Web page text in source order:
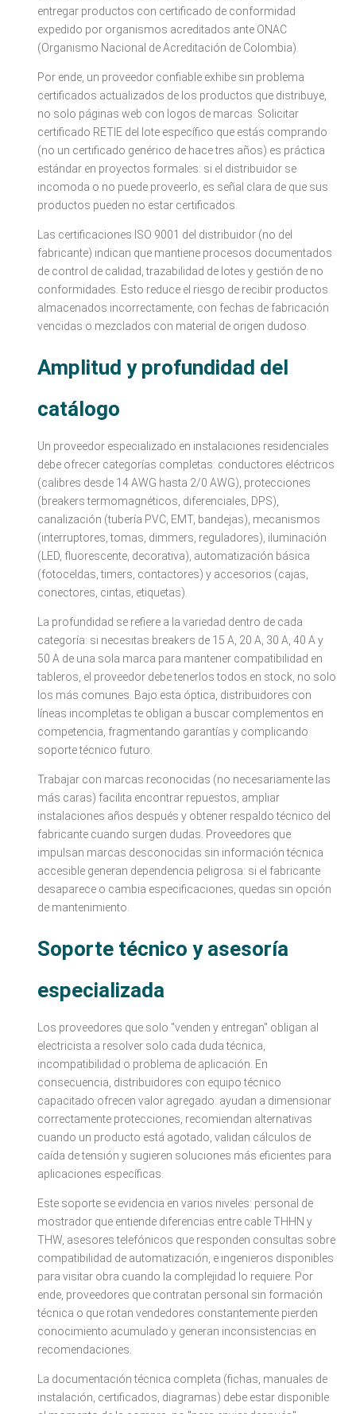
entregar productos con certificado de conformidad
expedido por organismos acreditados ante ONAC
(Organismo Nacional de Acreditación de Colombia).
Por ende, un proveedor confiable exhibe sin problema
certificados actualizados de los productos que distribuye,
no solo páginas web con logos de marcas. Solicitar
certificado RETIE del lote específico que estás comprando
(no un certificado genérico de hace tres años) es práctica
estándar en proyectos formales: si el distribuidor se
incomoda o no puede proveerlo, es señal clara de que sus
productos pueden no estar certificados.
Las certificaciones ISO 9001 del distribuidor (no del
fabricante) indican que mantiene procesos documentados
de control de calidad, trazabilidad de lotes y gestión de no
conformidades. Esto reduce el riesgo de recibir productos
almacenados incorrectamente, con fechas de fabricación
vencidas o mezclados con material de origen dudoso.
Amplitud y profundidad del
catálogo
Un proveedor especializado en instalaciones residenciales
debe ofrecer categorías completas: conductores eléctricos
(calibres desde 14 AWG hasta 2/0 AWG), protecciones
(breakers termomagnéticos, diferenciales, DPS),
canalización (tubería PVC, EMT, bandejas), mecanismos
(interruptores, tomas, dimmers, reguladores), iluminación
(LED, fluorescente, decorativa), automatización básica
(fotoceldas, timers, contactores) y accesorios (cajas,
conectores, cintas, etiquetas).
La profundidad se refiere a la variedad dentro de cada
categoría: si necesitas breakers de 15 A, 20 A, 30 A, 40 A y
50 A de una sola marca para mantener compatibilidad en
tableros, el proveedor debe tenerlos todos en stock, no solo
los más comunes. Bajo esta óptica, distribuidores con
líneas incompletas te obligan a buscar complementos en
competencia, fragmentando garantías y complicando
soporte técnico futuro.
Trabajar con marcas reconocidas (no necesariamente las
más caras) facilita encontrar repuestos, ampliar
instalaciones años después y obtener respaldo técnico del
fabricante cuando surgen dudas. Proveedores que
impulsan marcas desconocidas sin información técnica
accesible generan dependencia peligrosa: si el fabricante
desaparece o cambia especificaciones, quedas sin opción
de mantenimiento.
Soporte técnico y asesoría
especializada
Los proveedores que solo "venden y entregan" obligan al
electricista a resolver solo cada duda técnica,
incompatibilidad o problema de aplicación. En
consecuencia, distribuidores con equipo técnico
capacitado ofrecen valor agregado: ayudan a dimensionar
correctamente protecciones, recomiendan alternativas
cuando un producto está agotado, validan cálculos de
caída de tensión y sugieren soluciones más eficientes para
aplicaciones específicas.
Este soporte se evidencia en varios niveles: personal de
mostrador que entiende diferencias entre cable THHN y
THW, asesores telefónicos que responden consultas sobre
compatibilidad de automatización, e ingenieros disponibles
para visitar obra cuando la complejidad lo requiere. Por
ende, proveedores que contratan personal sin formación
técnica o que rotan vendedores constantemente pierden
conocimiento acumulado y generan inconsistencias en
recomendaciones.
La documentación técnica completa (fichas, manuales de
instalación, certificados, diagramas) debe estar disponible